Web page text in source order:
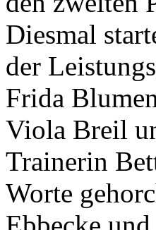
Diesmal
der
Frida
Viola Breil
Trainerin
Worte